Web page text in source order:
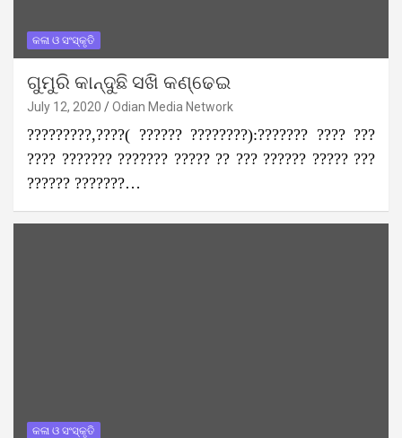
କଳା ଓ ସଂସ୍କୃତି
ଗୁମୁରି କାନ୍ଦୁଛି ସଖି କଣ୍ଢେଇ
July 12, 2020 Odian Media Network
?????????,????( ?????? ????????):??????? ???? ???
???? ??????? ??????? ????? ?? ??? ?????? ????? ???
?????? ???????…
କଳା ଓ ସଂସ୍କୃତି